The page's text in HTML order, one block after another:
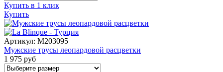
Купить в 1 клик
Купить
Артикул: M203095
Мужские трусы леопардовой расцветки
1 975 руб